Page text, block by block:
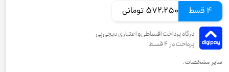
4 قسط 572,250 تومانی
سایر مشخصات: